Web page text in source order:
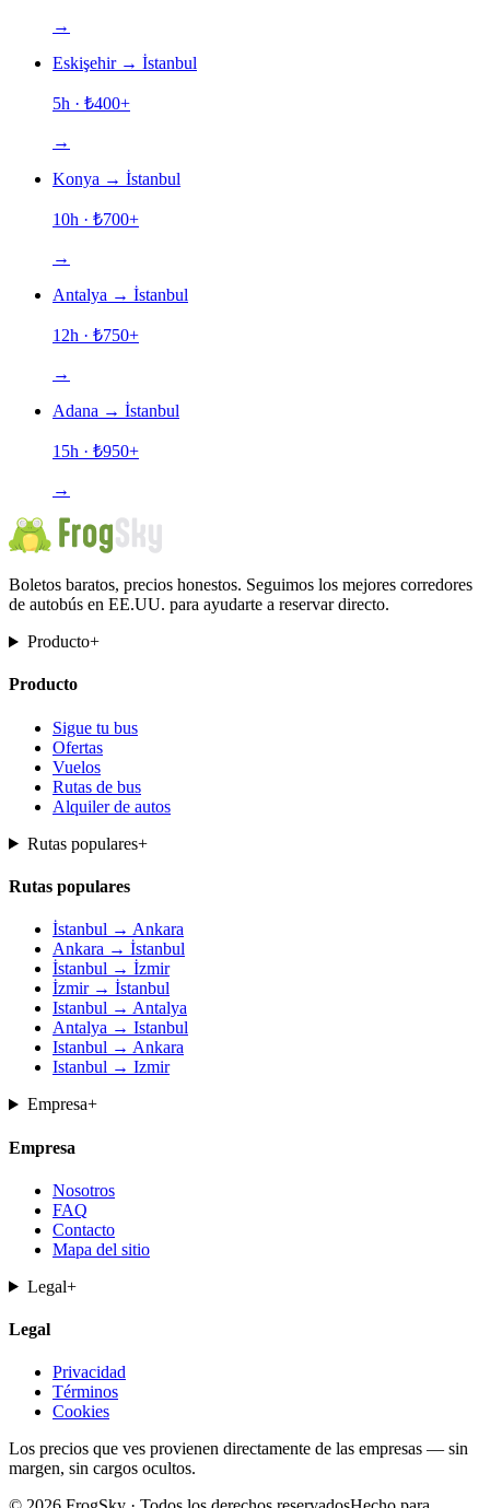
→
Eskişehir→ İstanbul
5h · ₺400+
→
Konya → İstanbul
10h · ₺700+
→
Antalya → İstanbul
12h · ₺750+
→
Adana → İstanbul
15h · ₺950+
→
Boletos baratos, precios honestos. Seguimos los mejores corredores
de autobús en EE.UU. para ayudarte a reservar directo.
Producto+
Producto
Sigue tu bus
Ofertas
Vuelos
Rutas de bus
Alquiler de autos
Rutas populares+
Rutas populares
İstanbul → Ankara
Ankara → İstanbul
İstanbul → İzmir
İzmir → İstanbul
Istanbul → Antalya
Antalya → Istanbul
Istanbul → Ankara
Istanbul → Izmir
Empresa+
Empresa
Nosotros
FAQ
Contacto
Mapa del sitio
Legal+
Legal
Privacidad
Términos
Cookies
Los precios que ves provienen directamente de las empresas — sin
margen, sin cargos ocultos.